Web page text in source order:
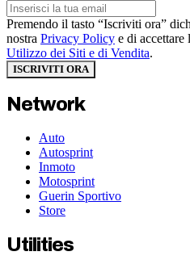
Premendo il tasto “Iscriviti ora”
nostra Privacy Policy e di accettare
Utilizzo dei Siti e di Vendita.
ISCRIVITI ORA
Network
Auto
Autosprint
Inmoto
Motosprint
Guerin Sportivo
Store
Utilities